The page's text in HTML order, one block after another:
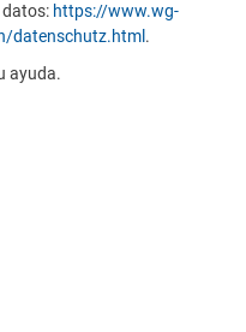
datos: https://www.wg-
datenschutz.html .
ayuda.